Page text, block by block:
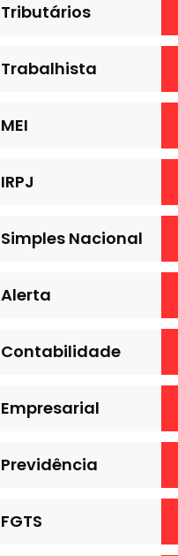
Tributários
Trabalhista
MEI
IRPJ
Simples Nacional
Alerta
Contabilidade
Empresarial
Previdência
FGTS